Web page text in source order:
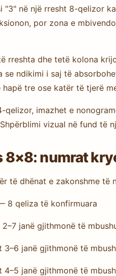
"3" në një rresht 8-qelizor
por zona e
rreshta dhe tetë kolona
se ndikimi i saj të
tre ose katër të tjerë
qelizor, imazhet e
vizual në fund të
8×8: numrat
të dhënat e zakonshme
8 qeliza të konfirmuara
janë gjithmonë të
janë gjithmonë të
janë gjithmonë të